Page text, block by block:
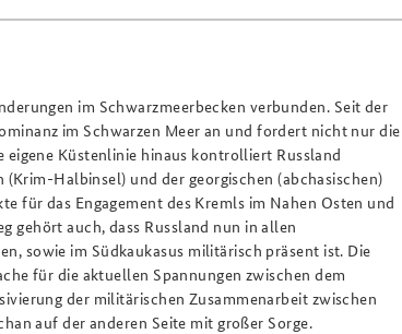
im Schwarzmeerbecken verbunden. Seit der
im Schwarzen Meer an und fordert nicht nur die
eigene Küstenlinie hinaus kontrolliert Russland
Halbinsel) und der georgischen (abchasischen)
für das Engagement des Kremls im Nahen Osten und
gehört auch, dass Russland nun in allen
sowie im Südkaukasus militärisch präsent ist. Die
für die aktuellen Spannungen zwischen dem
der militärischen Zusammenarbeit zwischen
auf der anderen Seite mit großer Sorge.